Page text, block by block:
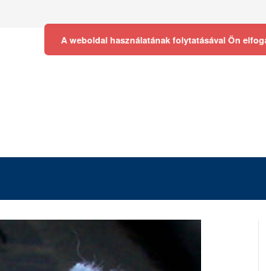
A weboldal használatának folytatásával Ön